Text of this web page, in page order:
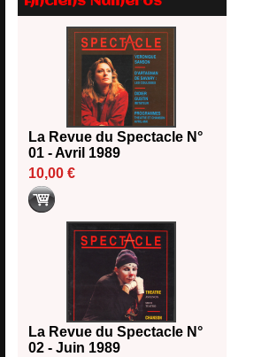
2026
Les 10 lauréats du Fonds
Grandes Formes Théâtre 2026
Nomination de Nathalie
Garraud et Olivier Saccomano à
la direction du Théâtre de
Gennevilliers - CDN
13/06/2026
Dispositif SACD Auteurs
d'espaces : les lauréats 2026
La Revue du Spectacle N°
01 - Avril 1989
10,00 €
La Revue du Spectacle N°
02 - Juin 1989